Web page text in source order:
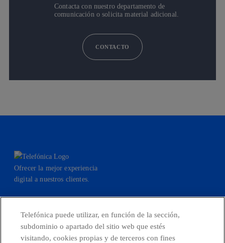
Contacta con nuestro departamento de
comunicación o solicita material adicional.
CONTACTO
Ofrecer la mejor experiencia
digital a nuestros clientes.
facebook linkedin twitter instagram
Telefónica puede utilizar, en función de la sección,
subdominio o apartado del sitio web que estés
visitando, cookies propias y de terceros con fines